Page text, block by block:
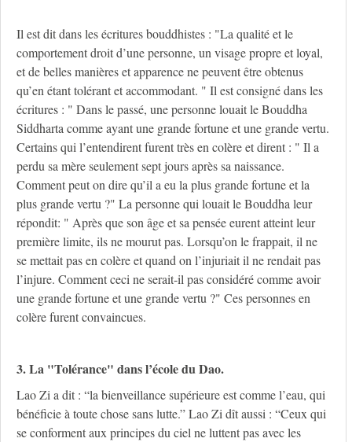
Il est dit dans les écritures bouddhistes : "La qualité et le
comportement droit d’une personne, un visage propre et loyal,
et de belles manières et apparence ne peuvent être obtenus
qu’en étant tolérant et accommodant. " Il est consigné dans les
écritures : " Dans le passé, une personne louait le Bouddha
Siddharta comme ayant une grande fortune et une grande vertu.
Certains qui l’entendirent furent très en colère et dirent : " Il a
perdu sa mère seulement sept jours après sa naissance.
Comment peut on dire qu’il a eu la plus grande fortune et la
plus grande vertu ?" La personne qui louait le Bouddha leur
répondit: " Après que son âge et sa pensée eurent atteint leur
première limite, ils ne mourut pas. Lorsqu’on le frappait, il ne
se mettait pas en colère et quand on l’injuriait il ne rendait pas
l’injure. Comment ceci ne serait-il pas considéré comme avoir
une grande fortune et une grande vertu ?" Ces personnes en
colère furent convaincues.
3. La "Tolérance" dans l’école du Dao.
Lao Zi a dit : “la bienveillance supérieure est comme l’eau, qui
bénéficie à toute chose sans lutte.” Lao Zi dît aussi : “Ceux qui
se conforment aux principes du ciel ne luttent pas avec les